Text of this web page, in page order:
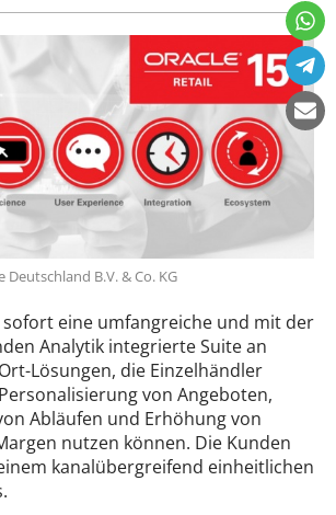
Deutschland B.V. & Co. KG
eine umfangreiche und mit der
Analytik integrierte Suite an
Lösungen, die Einzelhändler
von Angeboten,
Abläufen und Erhöhung von
nutzen können. Die Kunden
kanalübergreifend einheitlichen